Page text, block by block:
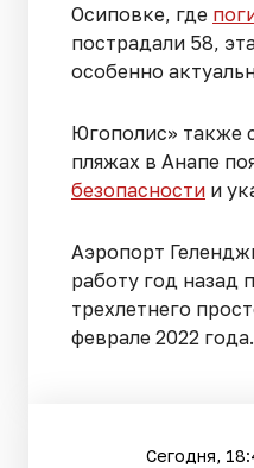
Осиповке, где
пострадали 58,
особенно
Югополис» также
пляжах в Анапе
безопасности и
Аэропорт
работу год назад
трехлетнего
феврале 2022 года.
Сегодня,